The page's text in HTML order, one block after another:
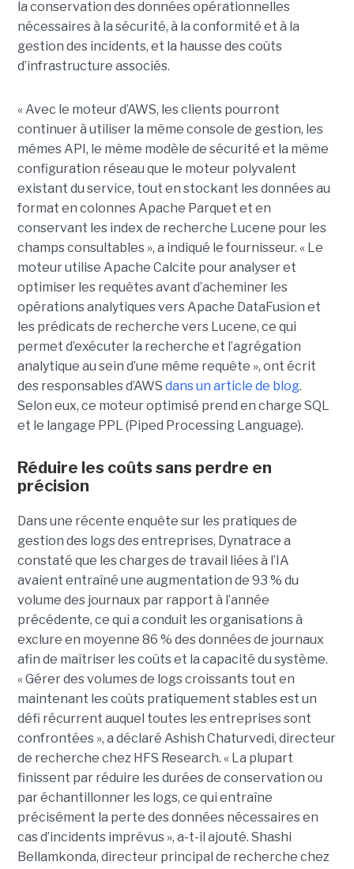
la conservation des données opérationnelles
nécessaires à la sécurité, à la conformité et à la
gestion des incidents, et la hausse des coûts
d’infrastructure associés.
« Avec le moteur d’AWS, les clients pourront
continuer à utiliser la même console de gestion, les
mêmes API, le même modèle de sécurité et la même
configuration réseau que le moteur polyvalent
existant du service, tout en stockant les données au
format en colonnes Apache Parquet et en
conservant les index de recherche Lucene pour les
champs consultables », a indiqué le fournisseur. « Le
moteur utilise Apache Calcite pour analyser et
optimiser les requêtes avant d’acheminer les
opérations analytiques vers Apache DataFusion et
les prédicats de recherche vers Lucene, ce qui
permet d’exécuter la recherche et l’agrégation
analytique au sein d’une même requête », ont écrit
des responsables d’AWS dans un article de blog.
Selon eux, ce moteur optimisé prend en charge SQL
et le langage PPL (Piped Processing Language).
Réduire les coûts sans perdre en
précision
Dans une récente enquête sur les pratiques de
gestion des logs des entreprises, Dynatrace a
constaté que les charges de travail liées à l’IA
avaient entraîné une augmentation de 93 % du
volume des journaux par rapport à l’année
précédente, ce qui a conduit les organisations à
exclure en moyenne 86 % des données de journaux
afin de maîtriser les coûts et la capacité du système.
« Gérer des volumes de logs croissants tout en
maintenant les coûts pratiquement stables est un
défi récurrent auquel toutes les entreprises sont
confrontées », a déclaré Ashish Chaturvedi, directeur
de recherche chez HFS Research. « La plupart
finissent par réduire les durées de conservation ou
par échantillonner les logs, ce qui entraîne
précisément la perte des données nécessaires en
cas d’incidents imprévus », a-t-il ajouté. Shashi
Bellamkonda, directeur principal de recherche chez